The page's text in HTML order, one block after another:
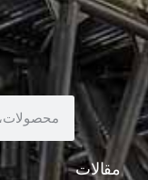
مقالات